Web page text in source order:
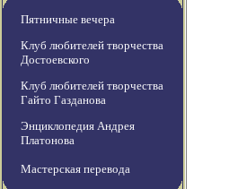
Пятничные вечера
Клуб любителей творчества
Достоевского
Клуб любителей творчества
Гайто Газданова
Энциклопедия Андрея
Платонова
Мастерская перевода